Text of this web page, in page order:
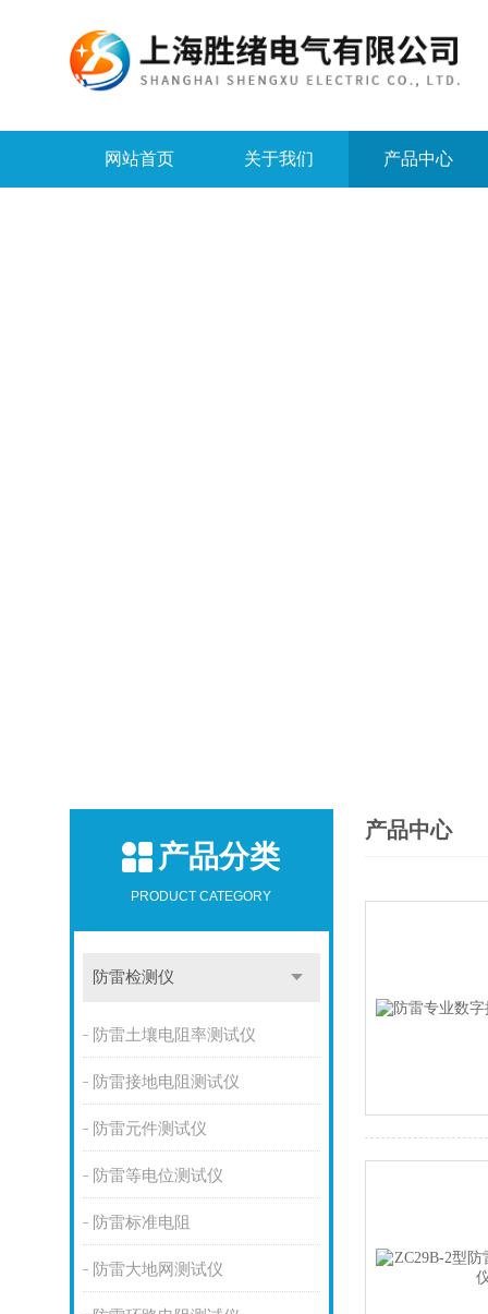
网站首页 关于我们 产品中心
产品分类
PRODUCT CATEGORY
防雷检测仪
防雷土壤电阻率测试仪
防雷接地电阻测试仪
防雷元件测试仪
防雷等电位测试仪
防雷标准电阻
防雷大地网测试仪
产品中心